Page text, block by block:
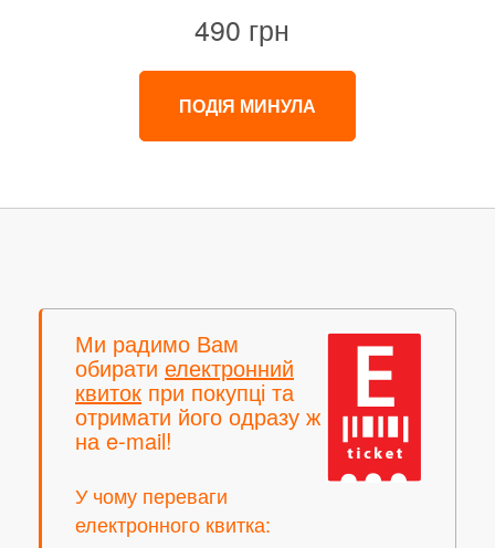
490 грн
ПОДІЯ МИНУЛА
Ми радимо Вам
обирати електронний
квиток при покупці та
отримати його одразу ж
на e-mail!
У чому переваги
електронного квитка: